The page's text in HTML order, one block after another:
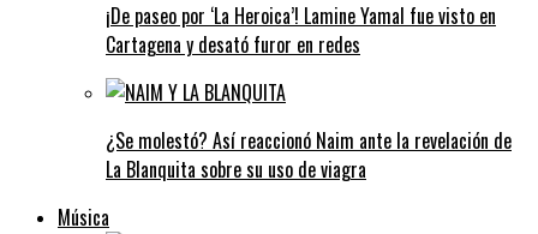
¡De paseo por ‘La Heroica’! Lamine Yamal fue visto en
Cartagena y desató furor en redes
¿Se molestó? Así reaccionó Naim ante la revelación de
La Blanquita sobre su uso de viagra
Música